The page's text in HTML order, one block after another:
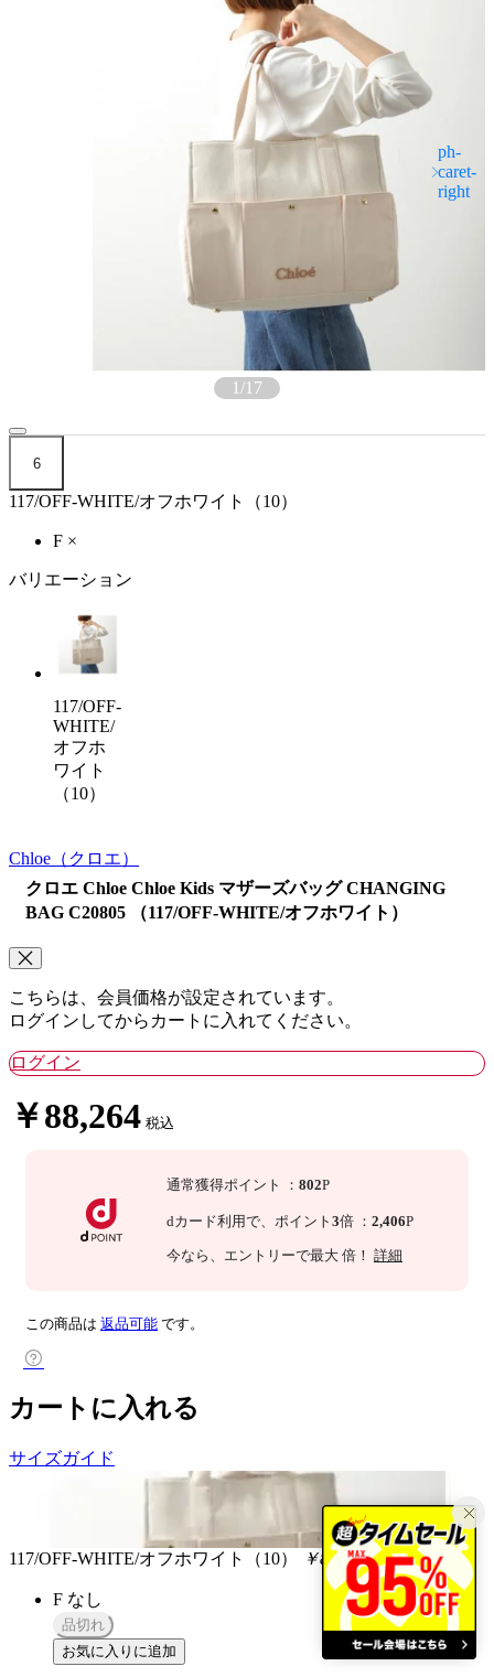
1/17
6
117/OFF-WHITE/オフホワイト（10）
F ×
バリエーション
117/OFF-
WHITE/
オフホ
ワイト
（10）
Chloe （クロエ）
クロエ Chloe Chloe Kids マザーズバッグ CHANGING
BAG C20805 （117/OFF-WHITE/オフホワイト）
こちらは、会員価格が設定されています。
ログインしてからカートに入れてください。
ログイン
￥88,264 税込
通常獲得ポイント ： 802P
dカード利用で、 ポイント 3倍 ： 2,406P
今なら 、エントリーで最大 倍！ 詳細
この商品は 返品可能 です。
カートに入れる
サイズガイド
117/OFF-WHITE/オフホワイト（10） ￥88,264 税込
F なし
品切れ
お気に入りに追加